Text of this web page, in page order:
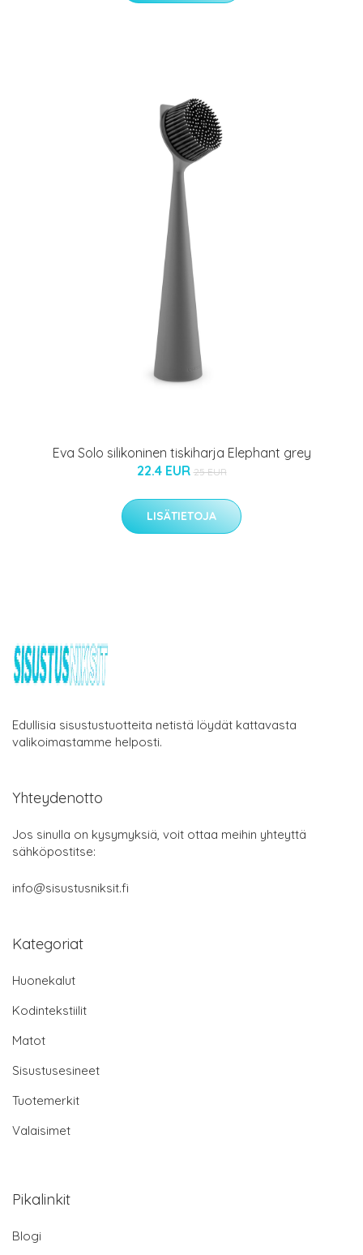
Eva Solo silikoninen tiskiharja Elephant grey
22.4 EUR 25 EUR
LISÄTIETOJA
Edullisia sisustustuotteita netistä löydät kattavasta
valikoimastamme helposti.
Yhteydenotto
Jos sinulla on kysymyksiä, voit ottaa meihin yhteyttä
sähköpostitse:
info@sisustusniksit.fi
Kategoriat
Huonekalut
Kodintekstiilit
Matot
Sisustusesineet
Tuotemerkit
Valaisimet
Pikalinkit
Blogi